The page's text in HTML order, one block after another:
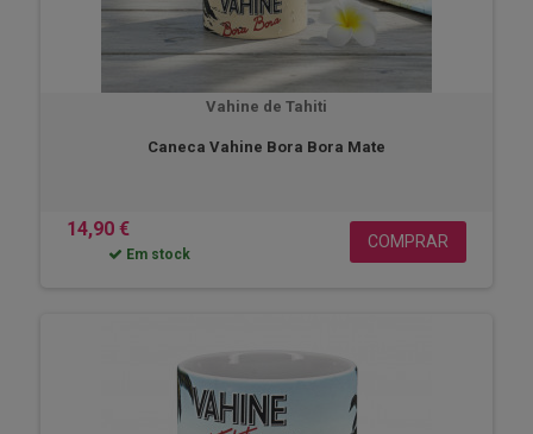
Vahine de Tahiti
Caneca Vahine Bora Bora Mate
14,90 €
Em stock
COMPRAR